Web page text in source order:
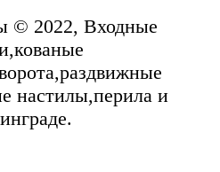
© 2022, Входные
настилы,перила и